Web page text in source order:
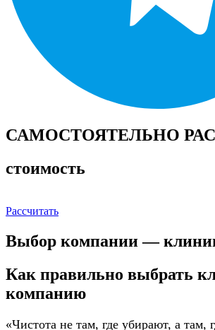
САМОСТОЯТЕЛЬНО
стоимость
Рассчитать
Выбор компании —
Как правильно выбрать
компанию
«Чистота не там, где убирают, а там,